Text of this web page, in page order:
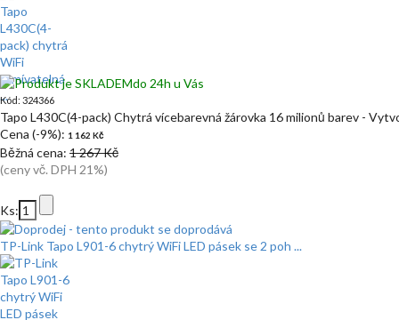
do 24h u Vás
Kód: 324366
Tapo L430C(4-pack) Chytrá vícebarevná žárovka 16 milionů barev -
Cena (-9%): 1 162 Kč
Běžná cena: 1 267 Kč
(ceny vč. DPH 21%)
Ks:
TP-Link Tapo L901-6 chytrý WiFi LED pásek se 2 poh ...